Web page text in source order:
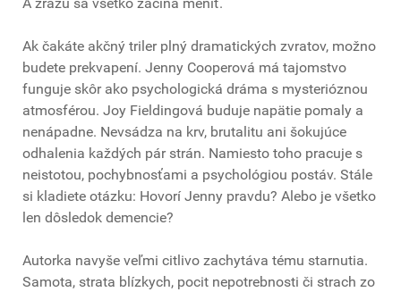
A zrazu sa všetko začína meniť.
Ak čakáte akčný triler plný dramatických zvratov, možno
budete prekvapení. Jenny Cooperová má tajomstvo
funguje skôr ako psychologická dráma s mysterióznou
atmosférou. Joy Fieldingová buduje napätie pomaly a
nenápadne. Nevsádza na krv, brutalitu ani šokujúce
odhalenia každých pár strán. Namiesto toho pracuje s
neistotou, pochybnosťami a psychológiou postáv. Stále
si kladiete otázku: Hovorí Jenny pravdu? Alebo je všetko
len dôsledok demencie?
Autorka navyše veľmi citlivo zachytáva tému starnutia.
Samota, strata blízkych, pocit nepotrebnosti či strach zo